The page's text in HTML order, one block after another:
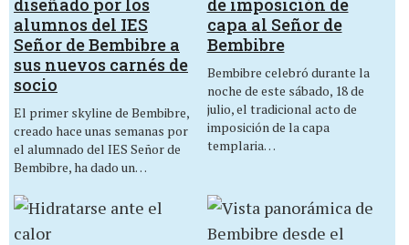
diseñado por los
alumnos del IES
Señor de Bembibre a
sus nuevos carnés de
socio
El primer skyline de Bembibre,
creado hace unas semanas por
el alumnado del IES Señor de
Bembibre, ha dado un…
de imposición de
capa al Señor de
Bembibre
Bembibre celebró durante la
noche de este sábado, 18 de
julio, el tradicional acto de
imposición de la capa
templaria…